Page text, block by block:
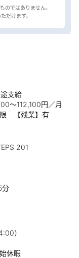
のではありません。
支給
～112,100円／月
限 【残業】有
201
分
）
休暇